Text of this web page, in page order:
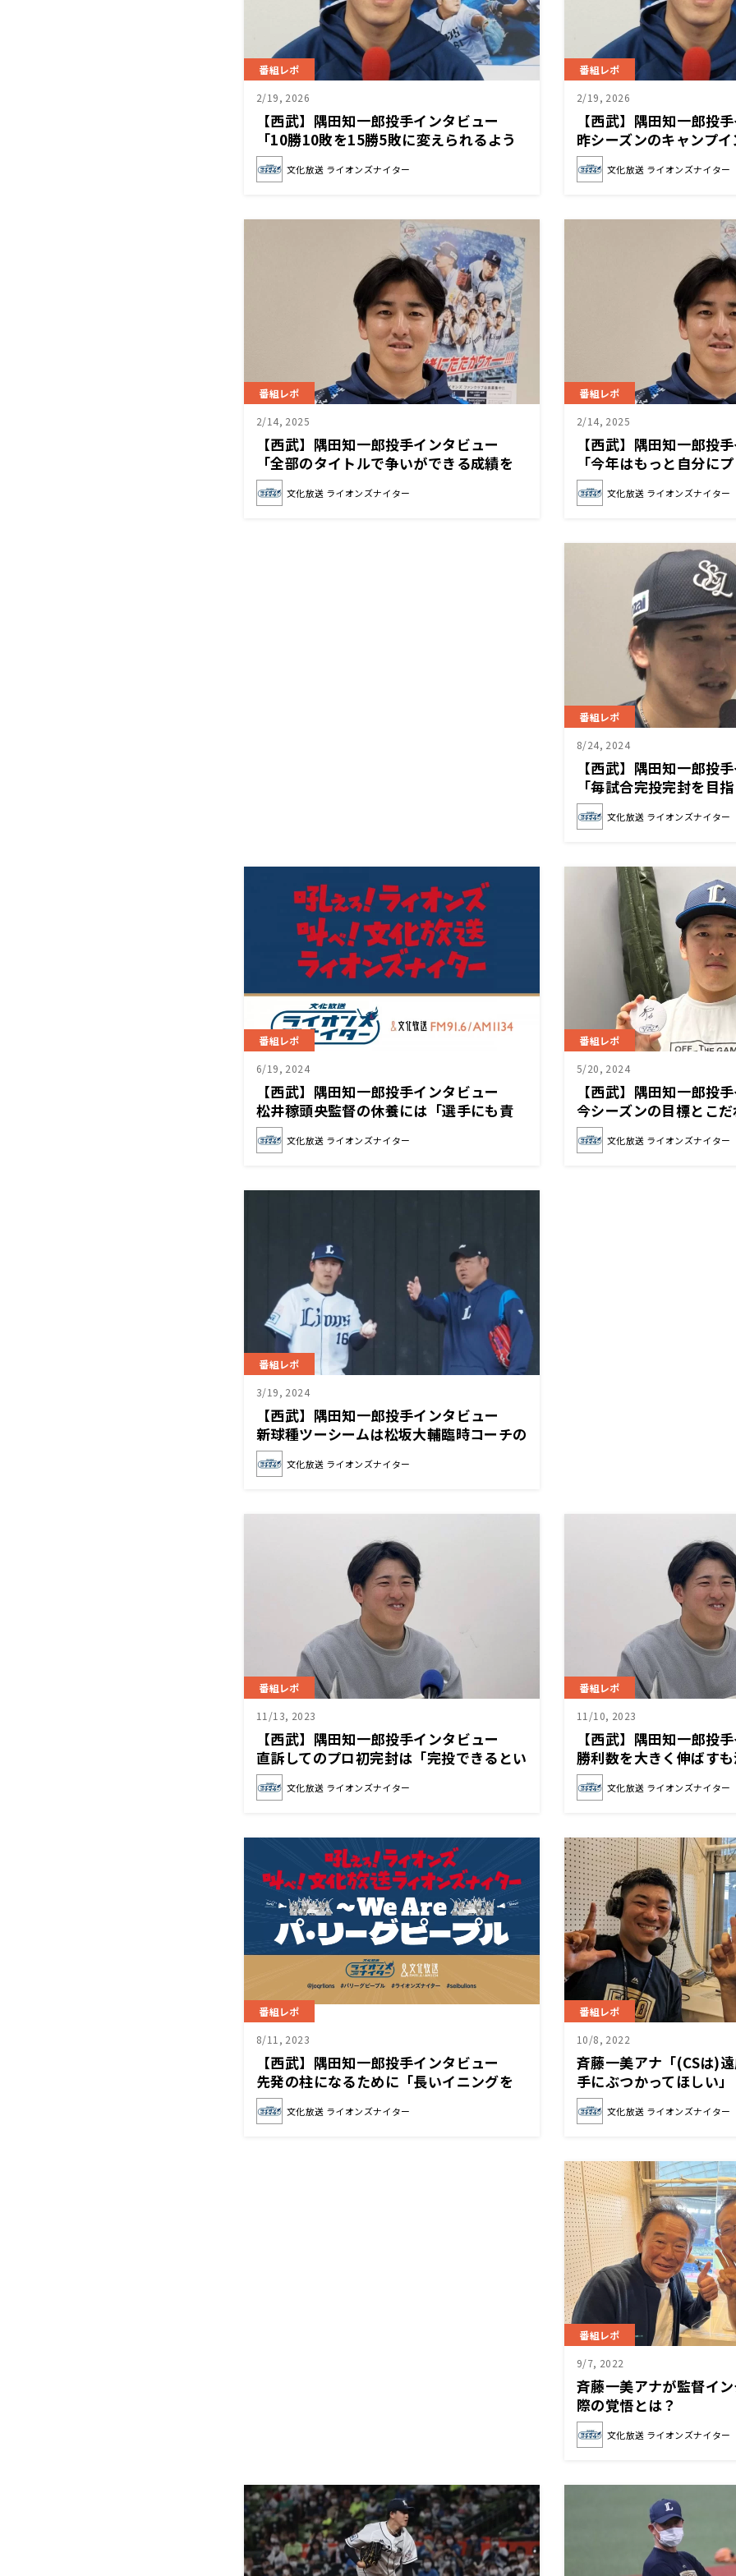
番組レポ
2/19, 2026
【西武】隅田知一郎投手インタビュー
「10勝10敗を15勝5敗に変えられるよう
に」
文化放送 ライオンズナイター
番組レポ
2/19, 2026
【西武】隅田知一郎投
昨シーズンのキャンプ
たこととは？
文化放送 ライオンズナイター
番組レポ
2/14, 2025
【西武】隅田知一郎投手インタビュー
「全部のタイトルで争いができる成績を
残したい」
文化放送 ライオンズナイター
番組レポ
2/14, 2025
【西武】隅田知一郎投
「今年はもっと自分に
待をかけてやりたい」
文化放送 ライオンズナイター
番組レポ
8/24, 2024
【西武】隅田知一郎投
「毎試合完投完封を目
文化放送 ライオンズナイター
番組レポ
6/19, 2024
【西武】隅田知一郎投手インタビュー
松井稼頭央監督の休養には「選手にも責
任が絶対にある」
文化放送 ライオンズナイター
番組レポ
5/20, 2024
【西武】隅田知一郎投
今シーズンの目標とこ
は？
文化放送 ライオンズナイター
番組レポ
3/19, 2024
【西武】隅田知一郎投手インタビュー
新球種ツーシームは松坂大輔臨時コーチの
アドバイスを参考に「左打者に嫌だと思っ
てもらえるボールにしたい」
文化放送 ライオンズナイター
番組レポ
11/13, 2023
【西武】隅田知一郎投手インタビュー
直訴してのプロ初完封は「完投できるとい
うのを証明できるチャンスだと思った」
文化放送 ライオンズナイター
番組レポ
11/10, 2023
【西武】隅田知一郎投
勝利数を大きく伸ばす
勝利とは言わず、最低で
ないとなと思っていた」
文化放送 ライオンズナイター
番組レポ
8/11, 2023
【西武】隅田知一郎投手インタビュー
先発の柱になるために「長いイニングを
投げられるピッチャーになりたい」
文化放送 ライオンズナイター
番組レポ
10/8, 2022
斉藤一美アナ「(CSは)
手にぶつかってほしい」
文化放送 ライオンズナイター
番組レポ
9/7, 2022
斉藤一美アナが監督イ
際の覚悟とは？
文化放送 ライオンズナイター